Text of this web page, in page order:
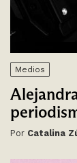
Medios
Por Catalina